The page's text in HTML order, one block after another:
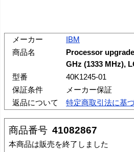
メーカー
IBM
商品名
Processor
GHz (1333 MHz),
型番
40K1245-01
保証条件
メーカー保証
返品について
特定商取引法に基
商品番号 41082867
本商品は販売を終了しました